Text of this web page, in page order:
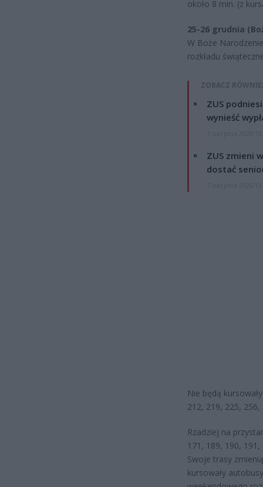
około 8 min. (z
25-26 grudnia
W Boże
rozkładu
ZOBACZ
ZUS
wynieść
ZUS zmieni
dostać
Nie będą
212, 219, 225,
Rzadziej na
171, 189, 190,
Swoje trasy
kursowały